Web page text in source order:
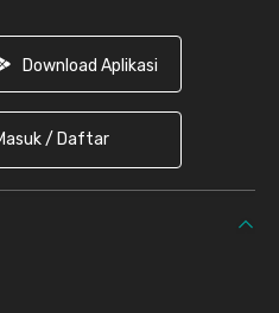
Download Aplikasi
/ Daftar